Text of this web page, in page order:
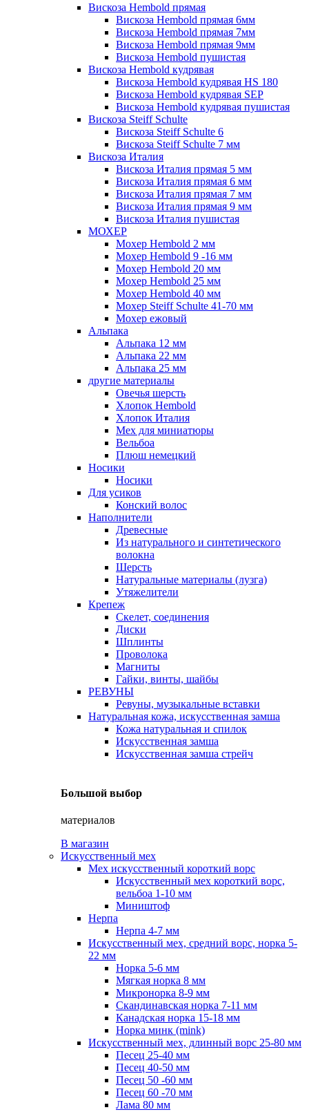
Вискоза Hembold прямая
Вискоза Hembold прямая 6мм
Вискоза Hembold прямая 7мм
Вискоза Hembold прямая 9мм
Вискоза Hembold пушистая
Вискоза Hembold кудрявая
Вискоза Hembold кудрявая HS 180
Вискоза Hembold кудрявая SEP
Вискоза Hembold кудрявая пушистая
Вискоза Steiff Schulte
Вискоза Steiff Schulte 6
Вискоза Steiff Schulte 7 мм
Вискоза Италия
Вискоза Италия прямая 5 мм
Вискоза Италия прямая 6 мм
Вискоза Италия прямая 7 мм
Вискоза Италия прямая 9 мм
Вискоза Италия пушистая
МОХЕР
Мохер Hembold 2 мм
Мохер Hembold 9 -16 мм
Мохер Hembold 20 мм
Мохер Hembold 25 мм
Мохер Hembold 40 мм
Мохер Steiff Schulte 41-70 мм
Мохер ежовый
Альпака
Альпака 12 мм
Альпака 22 мм
Альпака 25 мм
другие материалы
Овечья шерсть
Хлопок Hembold
Хлопок Италия
Мех для миниатюры
Вельбоа
Плюш немецкий
Носики
Носики
Для усиков
Конский волос
Наполнители
Древесные
Из натурального и синтетического
волокна
Шерсть
Натуральные материалы (лузга)
Утяжелители
Крепеж
Скелет, соединения
Диски
Шплинты
Проволока
Магниты
Гайки, винты, шайбы
РЕВУНЫ
Ревуны, музыкальные вставки
Натуральная кожа, искусственная замша
Кожа натуральная и спилок
Искусственная замша
Искусственная замша стрейч
Большой выбор
материалов
В магазин
Искусственный мех
Мех искусственный короткий ворс
Искусственный мех короткий ворс,
вельбоа 1-10 мм
Миништоф
Нерпа
Нерпа 4-7 мм
Искусственный мех, средний ворс, норка 5-
22 мм
Норка 5-6 мм
Мягкая норка 8 мм
Микронорка 8-9 мм
Скандинавская норка 7-11 мм
Канадская норка 15-18 мм
Норка минк (mink)
Искусственный мех, длинный ворс 25-80 мм
Песец 25-40 мм
Песец 40-50 мм
Песец 50 -60 мм
Песец 60 -70 мм
Лама 80 мм